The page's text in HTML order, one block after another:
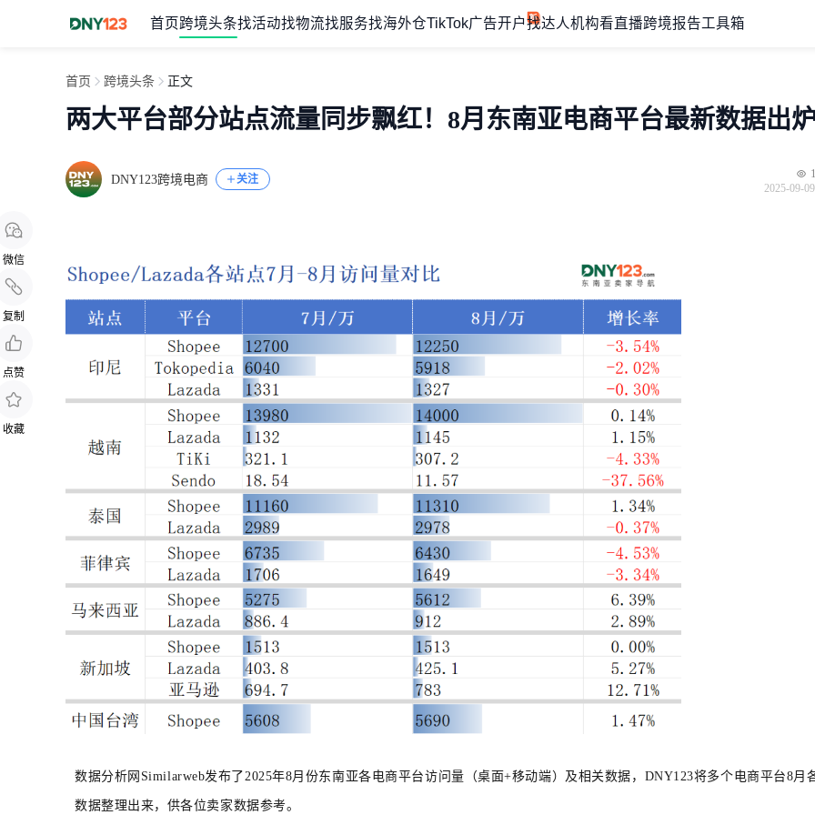
首页 跨境头条找活动找物流找服务找海外仓TikTok广告开户找达人机构看直播跨境报告工具箱
微信
复制
点赞
收藏
首页 跨境头条 正文
两大平台部分站点流量同步飘红！8月东南亚电商平台最新数据出
DNY123跨境电商 关注
2025-09-
数据分析网Similarweb发布了2025年8月份东南亚各电商平台访问量（桌面+移动端）及相关数据，DNY123将多个电商平台8月
数据整理出来，供各位卖家数据参考。